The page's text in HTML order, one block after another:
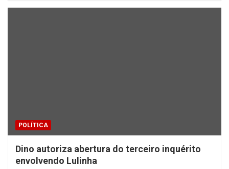
POLÍTICA
Dino autoriza abertura do terceiro inquérito
envolvendo Lulinha